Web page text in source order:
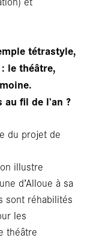
tétrastyle,
le théâtre,
fil de l’an ?
du projet de
illustre
d’Alloue à sa
sont réhabilités
les
théâtre